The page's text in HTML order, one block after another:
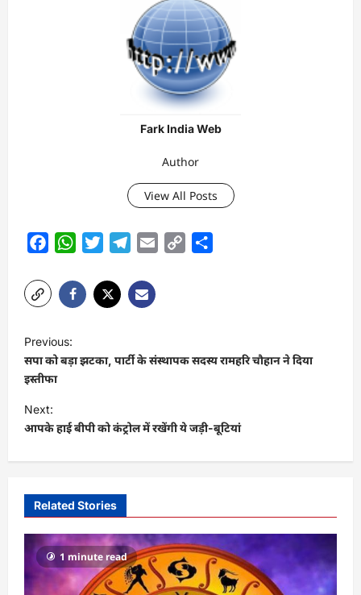
Fark India Web
Author
View All Posts
FacebookWhatsAppTwitterTelegram
Email
Copy
o
s
t
n
a
g
a
t
Previous:
सपा को बड़ा झटका, पार्टी के संस्थापक सदस्य रामहरि चौहान ने दिया
इस्तीफा
Next:
आपके हाई बीपी को कंट्रोल में रखेंगी ये जड़ी-बूटियां
Related Stories
1 minute read